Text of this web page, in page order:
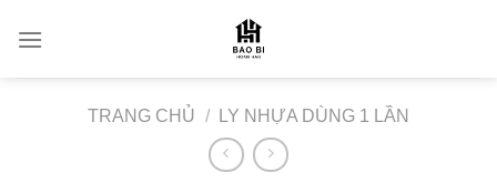
TRANG CHỦ / LY NHỰA DÙNG 1 LẦN